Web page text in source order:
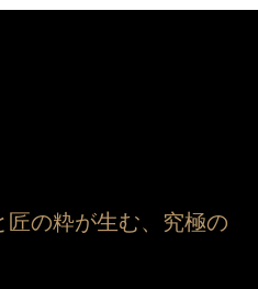
匠の粋が生む、究極の